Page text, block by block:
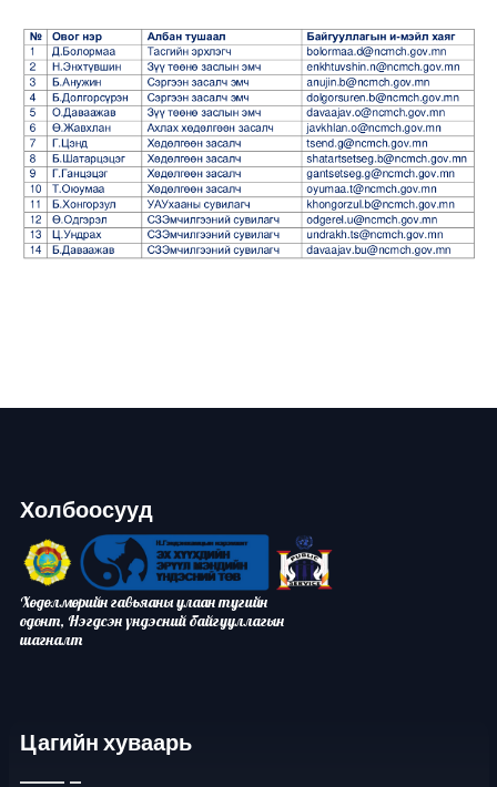
Холбоосууд
Хөдөлмөрийн гавьяаны улаан тугийн
одонт, Нэгдсэн үндэсний байгууллагын
шагналт
Цагийн хуваарь